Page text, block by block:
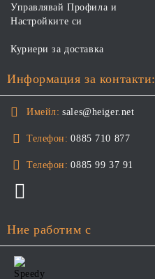
Управлявай Профила и
Настройките си
Куриери за доставка
Информация за контакти:
Имейл: sales@heiger.net
Телефон: 0885 710 877
Телефон: 0885 99 37 91
Ние работим с